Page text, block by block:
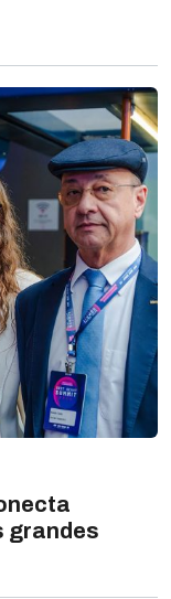
grandes